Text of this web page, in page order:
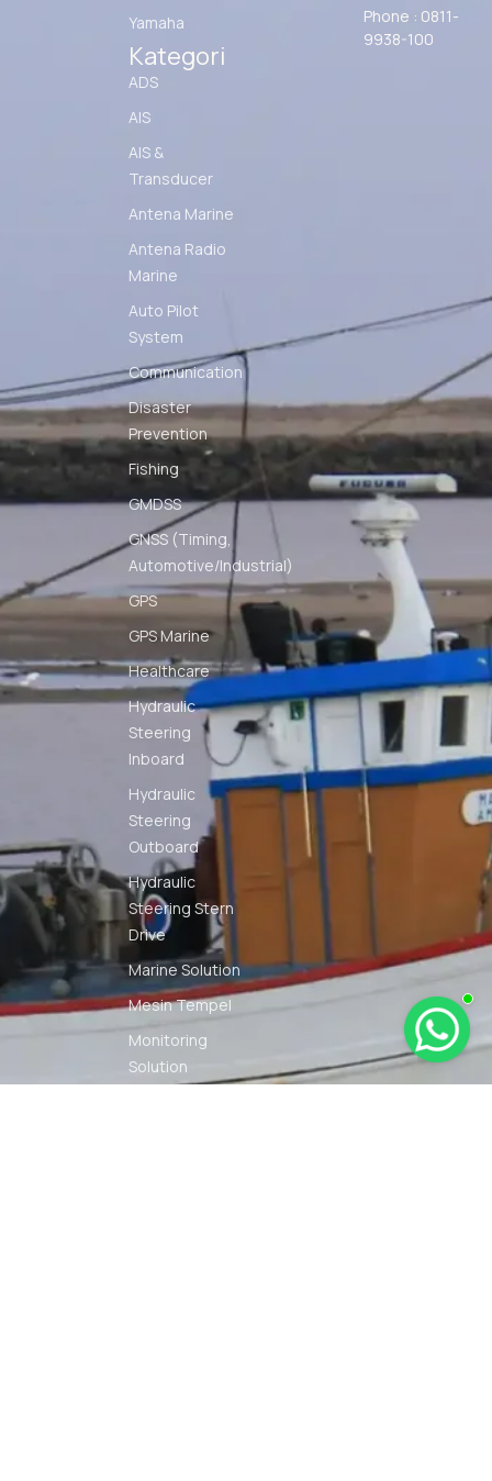
Yamaha
Kategori
ADS
AIS
AIS &
Transducer
Antena Marine
Antena Radio
Marine
Auto Pilot
System
Communication
Disaster
Prevention
Fishing
GMDSS
GNSS (Timing,
Automotive/Industrial)
GPS
GPS Marine
Healthcare
Hydraulic
Steering
Inboard
Hydraulic
Steering
Outboard
Hydraulic
Steering Stern
Drive
Marine Solution
Mesin Tempel
Monitoring
Solution
Phone : 0811-
9938-100